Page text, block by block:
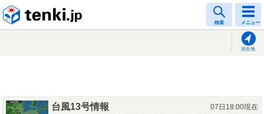
検索 メニュー
現在地
台風13号情報
07日18:00現在